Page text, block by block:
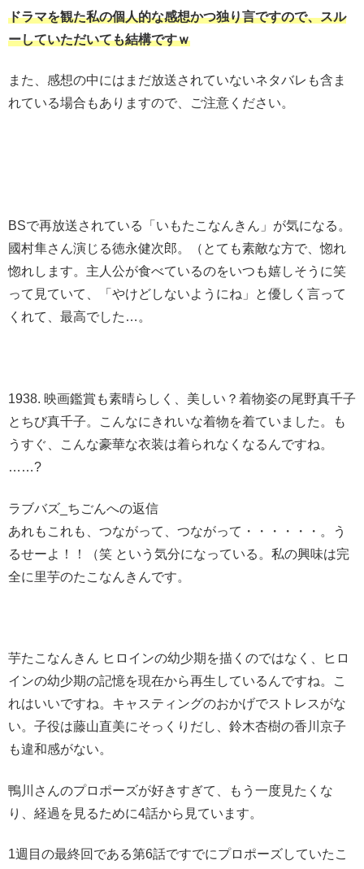
ドラマを観た私の個人的な感想かつ独り言ですので、スル
ーしていただいても結構ですｗ
また、感想の中にはまだ放送されていないネタバレも含ま
れている場合もありますので、ご注意ください。
BSで再放送されている「いもたこなんきん」が気になる。
國村隼さん演じる徳永健次郎。（とても素敵な方で、惚れ
惚れします。主人公が食べているのをいつも嬉しそうに笑
って見ていて、「やけどしないようにね」と優しく言って
くれて、最高でした…。
1938. 映画鑑賞も素晴らしく、美しい？着物姿の尾野真千子
とちび真千子。こんなにきれいな着物を着ていました。も
うすぐ、こんな豪華な衣装は着られなくなるんですね。
……?
ラブバズ_ちごんへの返信
あれもこれも、つながって、つながって・・・・・・。う
るせーよ！！（笑 という気分になっている。私の興味は完
全に里芋のたこなんきんです。
芋たこなんきん ヒロインの幼少期を描くのではなく、ヒロ
インの幼少期の記憶を現在から再生しているんですね。こ
れはいいですね。キャスティングのおかげでストレスがな
い。子役は藤山直美にそっくりだし、鈴木杏樹の香川京子
も違和感がない。
鴨川さんのプロポーズが好きすぎて、もう一度見たくな
り、経過を見るために4話から見ています。
1週目の最終回である第6話ですでにプロポーズしていたこ